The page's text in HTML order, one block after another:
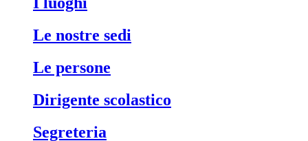
le nostre sedi
le persone
dirigente scolastico
segreteria